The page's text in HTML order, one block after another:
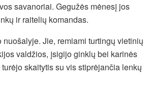
savanoriai. Gegužės mėnesį jos
ir raitelių komandas.
Jie, remiami turtingų vietinių
valdžios, įsigijo ginklų bei karinės
skaitytis su vis stiprėjančia lenkų